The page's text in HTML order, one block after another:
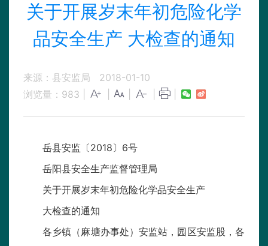
关于开展岁末年初危险化学
品安全生产 大检查的通知
来源：县安监局
2018-01-10
浏览量： 983
岳县安监〔2018〕6号
岳阳县安全生产监督管理局
关于开展岁末年初危险化学品安全生产
大检查的通知
各乡镇（麻塘办事处）安监站，园区安监股，各